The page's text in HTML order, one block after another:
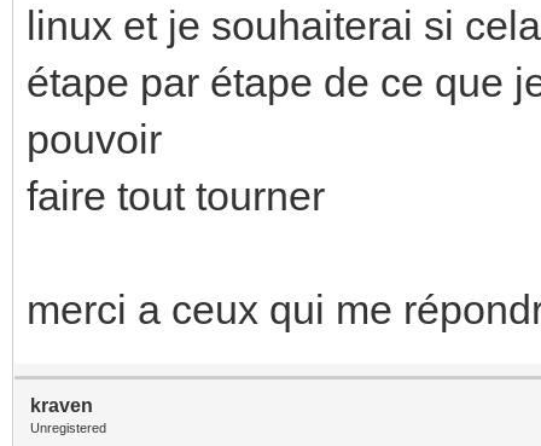
linux et je souhaiterai si
étape par étape de ce que
pouvoir
faire tout tourner
merci a ceux qui me
kraven
Unregistered